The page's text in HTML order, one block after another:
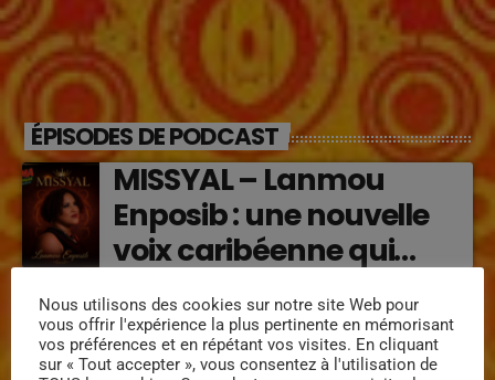
ÉPISODES DE PODCAST
MISSYAL – Lanmou
Enposib : une nouvelle
voix caribéenne qui
en musique (2026)
Régine Narou : Respekte
Mwen, la voix du respect
Nous utilisons des cookies sur notre site Web pour
vous offrir l'expérience la plus pertinente en mémorisant
vos préférences et en répétant vos visites. En cliquant
sur « Tout accepter », vous consentez à l'utilisation de